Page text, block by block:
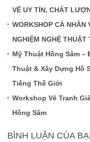
VẼ UY TÍN, CHẤT
WORKSHOP CÁ NHÂN
NGHIỆM NGHỆ
Mỹ Thuật Hồng Sâm –
Thuật & Xây Dựng Hồ
Tiếng Thế Giới
Workshop Vẽ Tranh
Hồng Sâm
BÌNH LUẬN CỦA